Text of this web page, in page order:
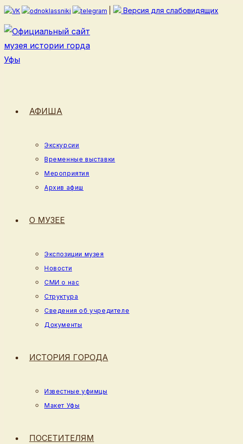
Перейти
к
содержимому
Версия для слабовидящих
АФИША
Экскурсии
Временные выставки
Мероприятия
Архив афиш
О МУЗЕЕ
Экспозиции музея
Новости
СМИ о нас
Структура
Сведения об учредителе
Документы
ИСТОРИЯ ГОРОДА
Известные уфимцы
Макет Уфы
ПОСЕТИТЕЛЯМ